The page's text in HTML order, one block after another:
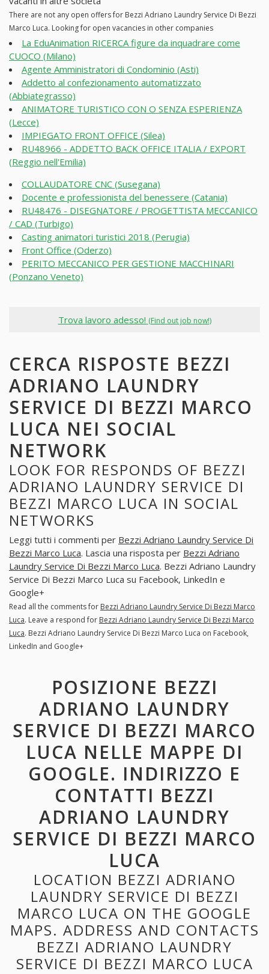
There are not any open offers for Bezzi Adriano Laundry Service Di Bezzi
Marco Luca. Looking for open vacancies in other companies
La EduAnimation RICERCA figure da inquadrare come
CUOCO (Milano)
Agente Amministratori di Condominio (Asti)
Addetto al confezionamento automatizzato
(Abbiategrasso)
ANIMATORE TURISTICO CON O SENZA ESPERIENZA
(Lecce)
IMPIEGATO FRONT OFFICE (Silea)
RU48966 - ADDETTO BACK OFFICE ITALIA / EXPORT
(Reggio nell'Emilia)
COLLAUDATORE CNC (Susegana)
Docente e professionista del benessere (Catania)
RU48476 - DISEGNATORE / PROGETTISTA MECCANICO
/ CAD (Turbigo)
Casting animatori turistici 2018 (Perugia)
Front Office (Oderzo)
PERITO MECCANICO PER GESTIONE MACCHINARI
(Ponzano Veneto)
Trova lavoro adesso! (Find out job now!)
CERCA RISPOSTE BEZZI
ADRIANO LAUNDRY
SERVICE DI BEZZI MARCO
LUCA NEI SOCIAL
NETWORK
LOOK FOR RESPONDS OF BEZZI
ADRIANO LAUNDRY SERVICE DI
BEZZI MARCO LUCA IN SOCIAL
NETWORKS
Leggi tutti i commenti per Bezzi Adriano Laundry Service Di
Bezzi Marco Luca. Lascia una risposta per Bezzi Adriano
Laundry Service Di Bezzi Marco Luca. Bezzi Adriano Laundry
Service Di Bezzi Marco Luca su Facebook, LinkedIn e
Google+
Read all the comments for Bezzi Adriano Laundry Service Di Bezzi Marco
Luca. Leave a respond for Bezzi Adriano Laundry Service Di Bezzi Marco
Luca. Bezzi Adriano Laundry Service Di Bezzi Marco Luca on Facebook,
LinkedIn and Google+
POSIZIONE BEZZI
ADRIANO LAUNDRY
SERVICE DI BEZZI MARCO
LUCA NELLE MAPPE DI
GOOGLE. INDIRIZZO E
CONTATTI BEZZI
ADRIANO LAUNDRY
SERVICE DI BEZZI MARCO
LUCA
LOCATION BEZZI ADRIANO
LAUNDRY SERVICE DI BEZZI
MARCO LUCA ON THE GOOGLE
MAPS. ADDRESS AND CONTACTS
BEZZI ADRIANO LAUNDRY
SERVICE DI BEZZI MARCO LUCA